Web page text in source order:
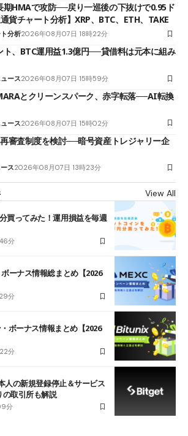
期HMAで攻防──戻り一巡後の下抜けで0.95ド
貨チャート分析】XRP、BTC、ETH、TAKE
分析2026年08月07日 18時22分
ト、BTC運用益1.3億円──貸借料は元本に組み
ース2026年08月07日 15時59分
とクリーンスパーク、赤字転落──AI転換
ース2026年08月07日 15時02分
再審査制度を検討──暗号資産トレジャリー企
ス2026年08月07日 13時23分
View All
買ってみた！運用損益を毎週
分
ーナス情報総まとめ【2026
分
ボーナス情報まとめ【2026
分
の新規登録停止＆サービス
取引所も解説
分